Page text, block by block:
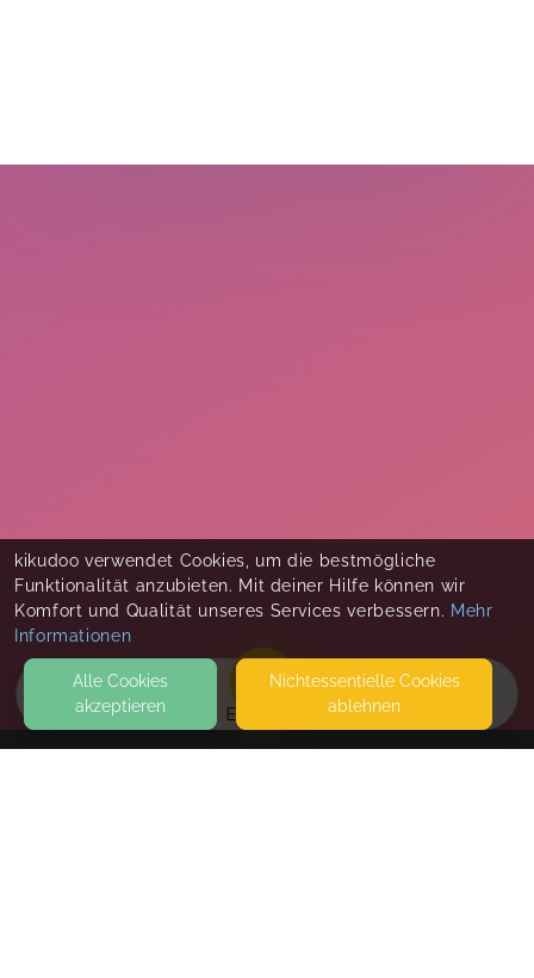
EVENTS
kikudoo verwendet Cookies, um die bestmögliche
Funktionalität anzubieten. Mit deiner Hilfe können wir
Komfort und Qualität unseres Services verbessern. Mehr
Informationen
Alle Cookies
akzeptieren
Nicht­essentielle Cookies
ablehnen